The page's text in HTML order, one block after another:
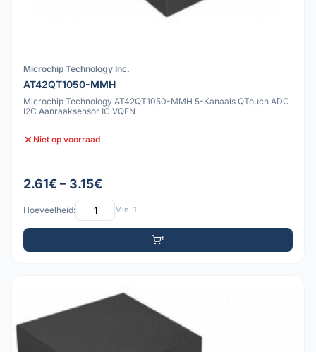
Microchip Technology Inc.
AT42QT1050-MMH
Microchip Technology AT42QT1050-MMH 5-Kanaals QTouch ADC
I2C Aanraaksensor IC VQFN
Niet op voorraad
2.61€ – 3.15€
Hoeveelheid: Min: 1